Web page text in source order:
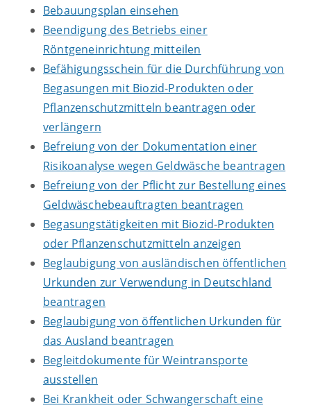
Bebauungsplan einsehen
Beendigung des Betriebs einer
Röntgeneinrichtung mitteilen
Befähigungsschein für die Durchführung von
Begasungen mit Biozid-Produkten oder
Pflanzenschutzmitteln beantragen oder
verlängern
Befreiung von der Dokumentation einer
Risikoanalyse wegen Geldwäsche beantragen
Befreiung von der Pflicht zur Bestellung eines
Geldwäschebeauftragten beantragen
Begasungstätigkeiten mit Biozid-Produkten
oder Pflanzenschutzmitteln anzeigen
Beglaubigung von ausländischen öffentlichen
Urkunden zur Verwendung in Deutschland
beantragen
Beglaubigung von öffentlichen Urkunden für
das Ausland beantragen
Begleitdokumente für Weintransporte
ausstellen
Bei Krankheit oder Schwangerschaft eine